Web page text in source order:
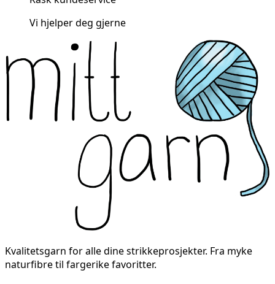
Vi hjelper deg gjerne
Kvalitetsgarn for alle dine strikkeprosjekter. Fra myke
naturfibre til fargerike favoritter.